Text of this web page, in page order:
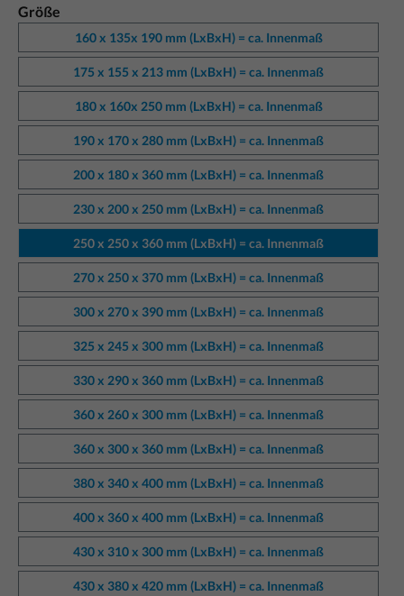
Größe
160 x 135x 190 mm (LxBxH) = ca. Innenmaß
175 x 155 x 213 mm (LxBxH) = ca. Innenmaß
180 x 160x 250 mm (LxBxH) = ca. Innenmaß
190 x 170 x 280 mm (LxBxH) = ca. Innenmaß
200 x 180 x 360 mm (LxBxH) = ca. Innenmaß
230 x 200 x 250 mm (LxBxH) = ca. Innenmaß
250 x 250 x 360 mm (LxBxH) = ca. Innenmaß
270 x 250 x 370 mm (LxBxH) = ca. Innenmaß
300 x 270 x 390 mm (LxBxH) = ca. Innenmaß
325 x 245 x 300 mm (LxBxH) = ca. Innenmaß
330 x 290 x 360 mm (LxBxH) = ca. Innenmaß
360 x 260 x 300 mm (LxBxH) = ca. Innenmaß
360 x 300 x 360 mm (LxBxH) = ca. Innenmaß
380 x 340 x 400 mm (LxBxH) = ca. Innenmaß
400 x 360 x 400 mm (LxBxH) = ca. Innenmaß
430 x 310 x 300 mm (LxBxH) = ca. Innenmaß
430 x 380 x 420 mm (LxBxH) = ca. Innenmaß